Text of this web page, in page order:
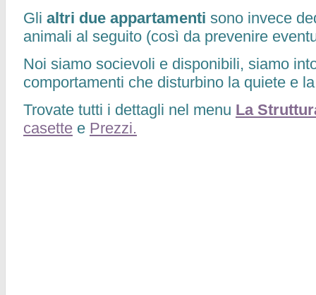
Gli altri due appartamenti sono invece
animali al seguito (così da prevenire
Noi siamo socievoli e disponibili, siamo
comportamenti che disturbino la quiete e
Trovate tutti i dettagli nel menu La
casette e Prezzi.